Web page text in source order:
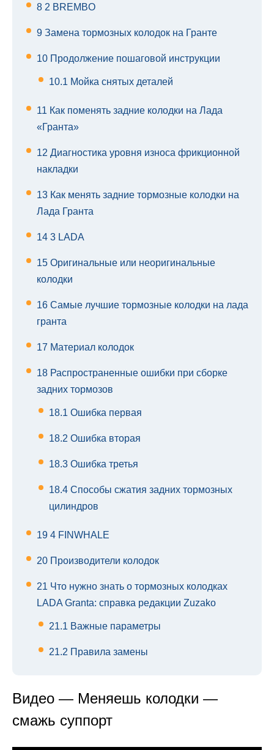
8 2 BREMBO
9 Замена тормозных колодок на Гранте
10 Продолжение пошаговой инструкции
10.1 Мойка снятых деталей
11 Как поменять задние колодки на Лада
«Гранта»
12 Диагностика уровня износа фрикционной
накладки
13 Как менять задние тормозные колодки на
Лада Гранта
14 3 LADA
15 Оригинальные или неоригинальные
колодки
16 Самые лучшие тормозные колодки на лада
гранта
17 Материал колодок
18 Распространенные ошибки при сборке
задних тормозов
18.1 Ошибка первая
18.2 Ошибка вторая
18.3 Ошибка третья
18.4 Способы сжатия задних тормозных
цилиндров
19 4 FINWHALE
20 Производители колодок
21 Что нужно знать о тормозных колодках
LADA Granta: справка редакции Zuzako
21.1 Важные параметры
21.2 Правила замены
Видео — Меняешь колодки —
смажь суппорт